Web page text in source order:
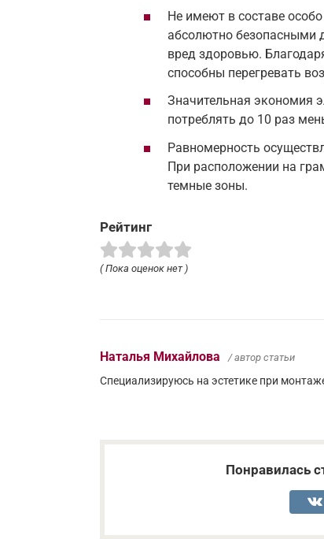
Не имеют в составе
абсолютно безопасными
вред здоровью.
способны перегревать
Значительная экономия
потреблять до 10 раз
Равномерность
При расположении на
темные зоны.
Рейтинг
( Пока оценок нет )
Наталья Михайлова / автор статьи
Специализируюсь на эстетике при
Понравилась